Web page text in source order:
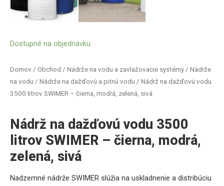
Domov / Obchod / Nádrže na vodu a zavlažovacie systémy / Nádrže
na vodu / Nádrže na dažďovú a pitnú vodu / Nádrž na dažďovú vodu
3500 litrov SWIMER – čierna, modrá, zelená, sivá
Nádrž na dažďovú vodu 3500
litrov SWIMER – čierna, modrá,
zelená, sivá
Nadzemné nádrže SWIMER slúžia na uskladnenie a distribúciu
Dostupné na objednávku